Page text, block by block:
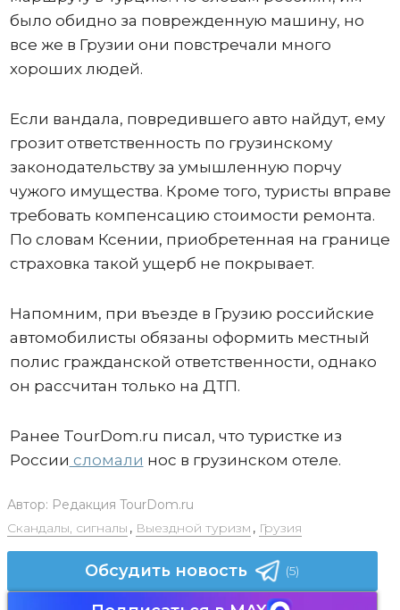
было обидно за поврежденную машину, но
все же в Грузии они повстречали много
хороших людей.
Если вандала, повредившего авто найдут, ему
грозит ответственность по грузинскому
законодательству за умышленную порчу
чужого имущества. Кроме того, туристы вправе
требовать компенсацию стоимости ремонта.
По словам Ксении, приобретенная на границе
страховка такой ущерб не покрывает.
Напомним, при въезде в Грузию российские
автомобилисты обязаны оформить местный
полис гражданской ответственности, однако
он рассчитан только на ДТП.
Ранее TourDom.ru писал, что туристке из
России сломали нос в грузинском отеле.
Автор: Редакция TourDom.ru
Скандалы, сигналы , Выездной туризм , Грузия
Обсудить новость (5)